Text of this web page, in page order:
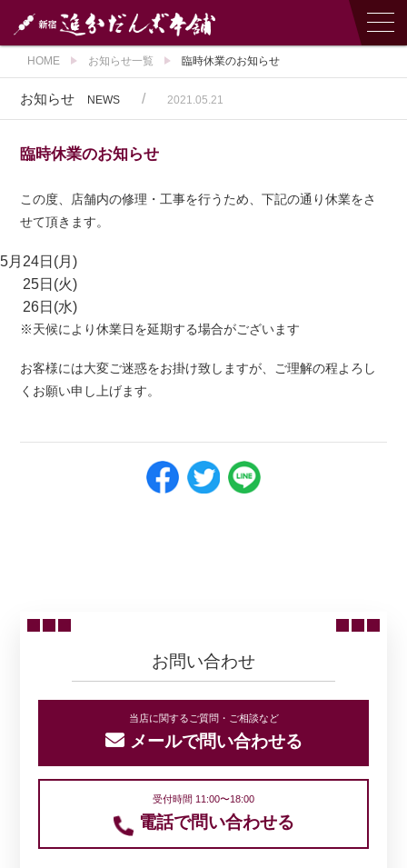
HOME お知らせ一覧 臨時休業のお知らせ
お知らせ NEWS / 2021.05.21
臨時休業のお知らせ
この度、店舗内の修理・工事を行うため、下記の通り休業をさ
せて頂きます。
5月 24日(月)
25日(火)
26日(水)
※天候により休業日を延期する場合がございます
お客様には大変ご迷惑をお掛け致しますが、ご理解の程よろし
くお願い申し上げます。
お問い合わせ
当店に関するご質問・ご相談など
メールで問い合わせる
受付時間 11:00〜18:00
電話で問い合わせる